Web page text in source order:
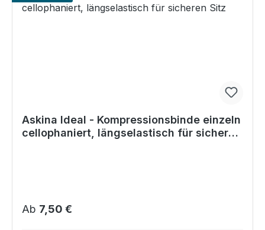
Askina Ideal - Kompressionsbinde einzeln
cellophaniert, längselastisch für sicheren
Regulärer Preis:
Ab 7,50 €